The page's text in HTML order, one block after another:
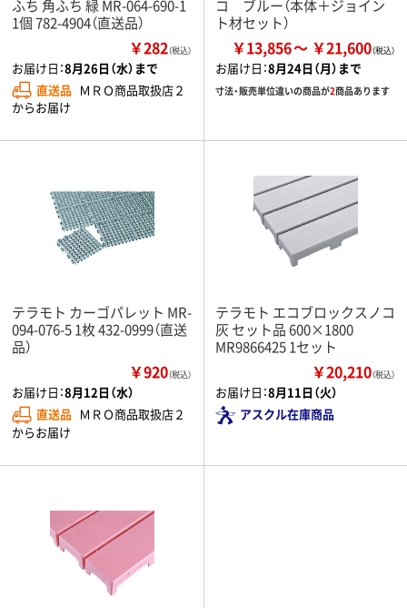
ふち 角ふち 緑 MR-064-690-1
1個 782-4904（直送品）
￥282（税込）
お届け日：8月26日（水）まで
直送品 ＭＲＯ商品取扱店２
からお届け
コ ブルー（本体＋ジョイン
ト材セット）
￥13,856 ￥21,600
お届け日：8月24日（月）まで
寸法・販売単位違いの商品が2商品あります
テラモト カーゴパレット MR-
094-076-5 1枚 432-0999（直送
品）
￥920（税込）
お届け日：8月12日（水）
直送品 ＭＲＯ商品取扱店２
からお届け
テラモト エコブロックスノコ
灰 セット品 600×1800
MR9866425 1セット
￥20,210（税込）
お届け日：8月11日（火）
アスクル在庫商品